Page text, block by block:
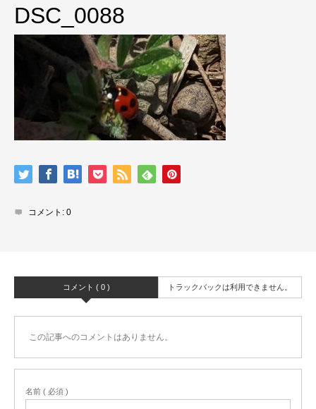
DSC_0088
コメント: 0
コメント ( 0 ) トラックバックは利用できません。
この記事へのコメントはありません。
名前 ( 必須 )